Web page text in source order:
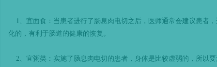
1、宜面食：当患者进行了肠息肉电切之后，医师通常会建议患者
化的，有利于肠道的健康的恢复。
2、宜粥类：实施了肠息肉电切的患者，身体是比较虚弱的，所以